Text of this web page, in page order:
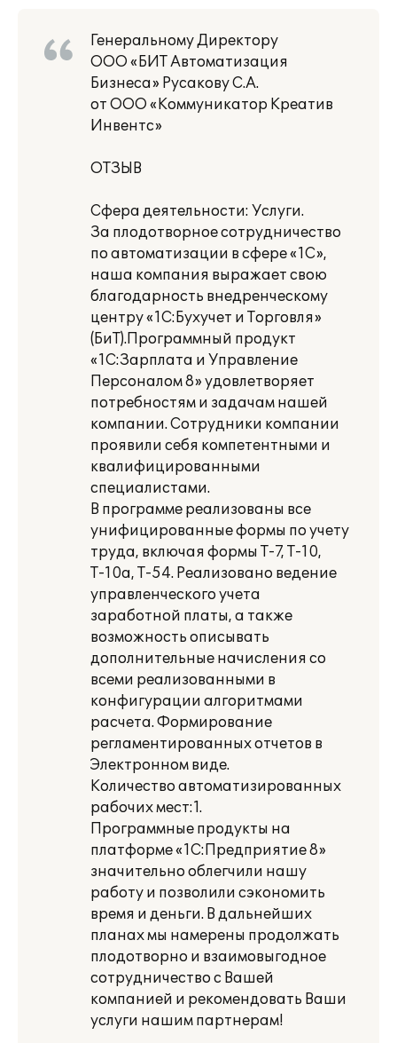
Генеральному Директору
ООО «БИТ Автоматизация
Бизнеса» Русакову С.А.
от ООО «Коммуникатор Креатив
Инвентс»
ОТЗЫВ
Сфера деятельности: Услуги.
За плодотворное сотрудничество
по автоматизации в сфере «1С»,
наша компания выражает свою
благодарность внедренческому
центру «1С:Бухучет и Торговля»
(БиТ).Программный продукт
«1С:Зарплата и Управление
Персоналом 8» удовлетворяет
потребностям и задачам нашей
компании. Сотрудники компании
проявили себя компетентными и
квалифицированными
специалистами.
В программе реализованы все
унифицированные формы по учету
труда, включая формы Т-7, Т-10,
Т-10а, Т-54. Реализовано ведение
управленческого учета
заработной платы, а также
возможность описывать
дополнительные начисления со
всеми реализованными в
конфигурации алгоритмами
расчета. Формирование
регламентированных отчетов в
Электронном виде.
Количество автоматизированных
рабочих мест:1.
Программные продукты на
платформе «1С:Предприятие 8»
значительно облегчили нашу
работу и позволили сэкономить
время и деньги. В дальнейших
планах мы намерены продолжать
плодотворно и взаимовыгодное
сотрудничество с Вашей
компанией и рекомендовать Ваши
услуги нашим партнерам!